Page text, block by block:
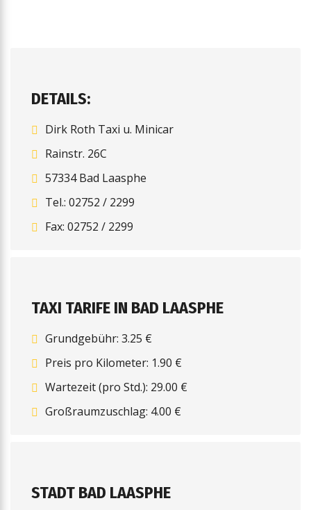
DETAILS:
Dirk Roth Taxi u. Minicar
Rainstr. 26C
57334 Bad Laasphe
Tel.: 02752 / 2299
Fax: 02752 / 2299
TAXI TARIFE IN BAD LAASPHE
Grundgebühr: 3.25 €
Preis pro Kilometer: 1.90 €
Wartezeit (pro Std.): 29.00 €
Großraumzuschlag: 4.00 €
STADT BAD LAASPHE